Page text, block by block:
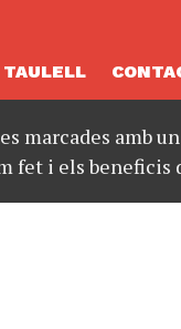
TAULELL
amb
fet i els beneficis